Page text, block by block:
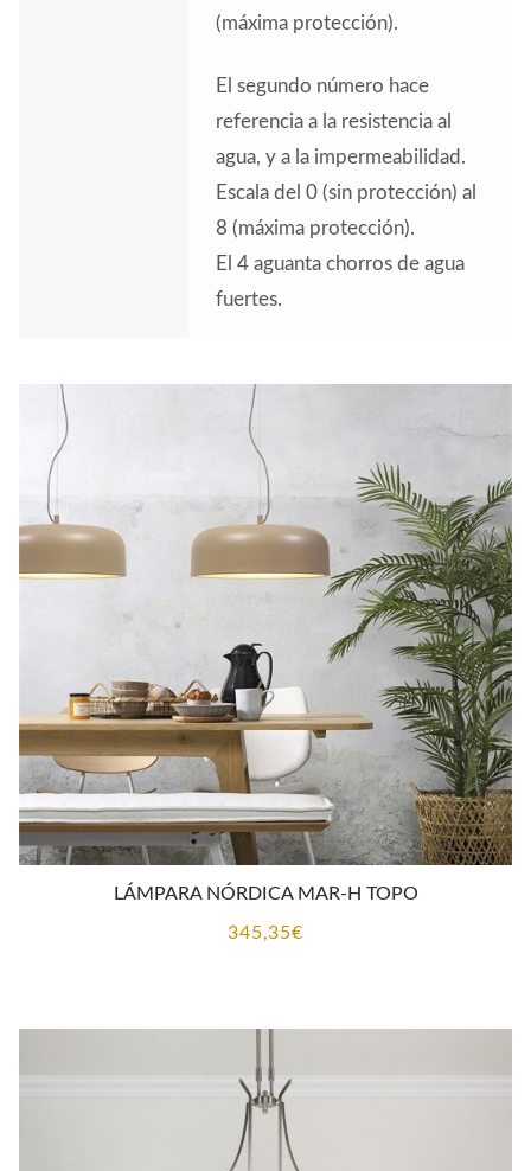
(máxima protección).
El segundo número hace
referencia a la resistencia al
agua, y a la impermeabilidad.
Escala del 0 (sin protección) al
8 (máxima protección).
El 4 aguanta chorros de agua
fuertes.
LÁMPARA NÓRDICA MAR-H TOPO
345,35€